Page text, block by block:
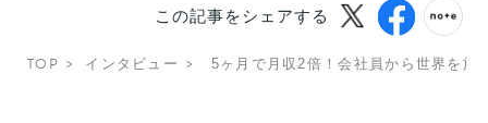
この記事をシェアする
TOP インタビュー 5ヶ月で月収2倍！会社員から世界を旅